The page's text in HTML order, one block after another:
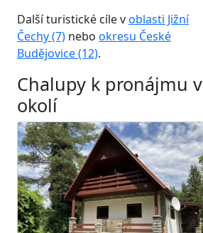
Další turistické cíle voblasti Jižní
Čechy (7) nebo okresu České
Budějovice (12).
Chalupy k pronájmu v
okolí